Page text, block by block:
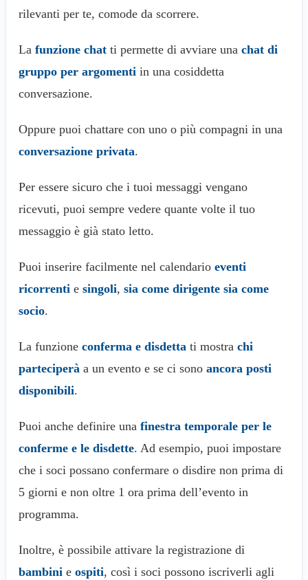
rilevanti per te, comode da scorrere.
La funzione chatti permette di avviare una chat di
gruppo per argomentiin una cosiddetta
conversazione.
Oppure puoi chattare con uno o più compagni in una
conversazione privata.
Per essere sicuro che i tuoi messaggi vengano
ricevuti, puoi sempre vedere quante volte il tuo
messaggio è già stato letto.
Puoi inserire facilmente nel calendario eventi
ricorrentie singoli, sia come dirigente sia come
socio.
La funzione conferma e disdettati mostra chi
parteciperàa un evento e se ci sono ancora posti
disponibili.
Puoi anche definire una finestra temporale per le
conferme e le disdette. Ad esempio, puoi impostare
che i soci possano confermare o disdire non prima di
5 giorni e non oltre 1 ora prima dell’evento in
programma.
Inoltre, è possibile attivare la registrazione di
bambinie ospiti, così i soci possono iscriverli agli